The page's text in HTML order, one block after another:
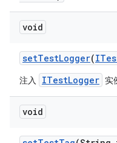
void
setTestLogger(
注入 ITestLogger 实
void